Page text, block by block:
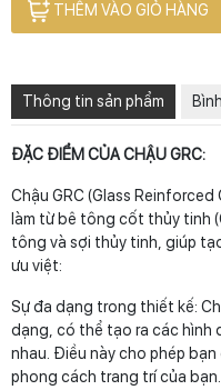
THÊM VÀO GIỎ HÀNG
Thông tin sản phẩm
ĐẶC ĐIỂM CỦA CHẬU GRC:
Chậu GRC (Glass
làm từ bê tông cốt thủy tinh
tông và sợi thủy tinh, giúp
ưu việt:
Sự đa dạng trong thiết kế:
dạng, có thể tạo ra các hình
nhau. Điều này cho phép
phong cách trang trí của bạn.